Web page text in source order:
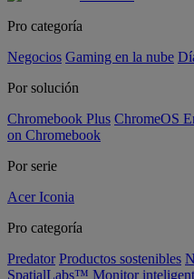
Pro categoría
Negocios Gaming en la nube
Por solución
Chromebook Plus ChromeOS
on Chromebook
Por serie
Acer Iconia
Pro categoría
Predator Productos sostenibles
SpatialLabs™ Monitor